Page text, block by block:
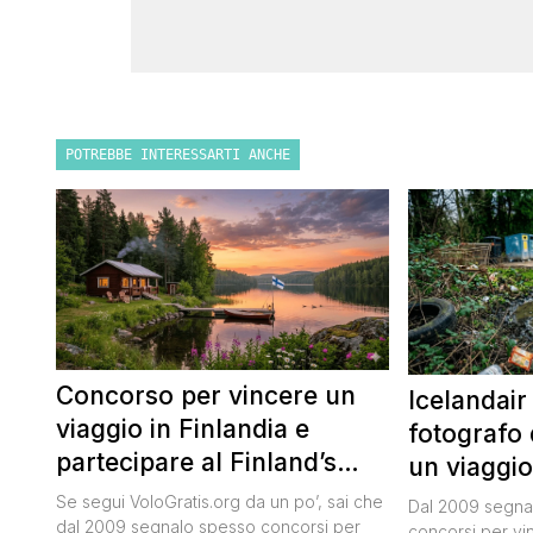
POTREBBE INTERESSARTI ANCHE
Concorso per vincere un
viaggio in Finlandia e
partecipare al Finland’s
Official Tasting
Se segui VoloGratis.org da un po’, sai che
dal 2009 segnalo spesso concorsi per
fotografo
un
50.000
Dal 2009